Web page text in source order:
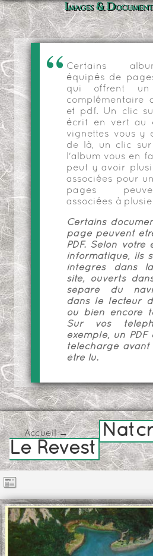
Images &
Certains
équipés de
qui offrent un
complémentaire
et pdf. Un clic
écrit en vert au
vignettes vous y
de là, un clic
l'album vous en
peut y avoir
associées pour
pages
associées à
Certains
page peuvent
PDF. Selon votre
informatique, ils
intégrés dans
site, ouverts
séparé du
dans le lecteur
ou bien encore
Sur vos
exemple, un
téléchargé
être lu.
Accueil→
Le Revest